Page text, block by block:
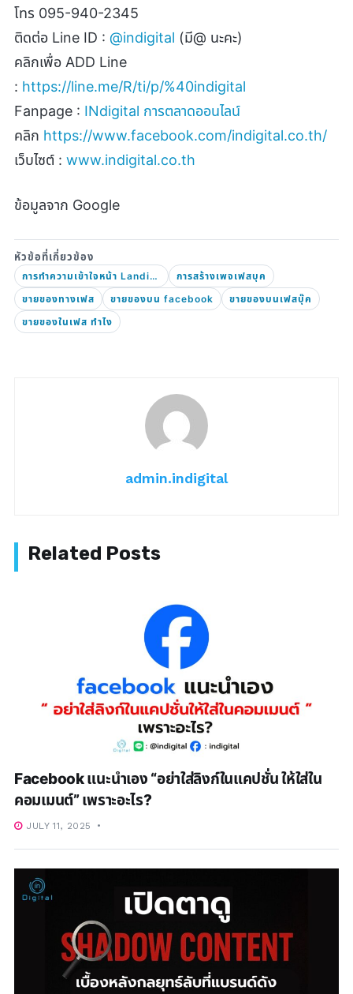
โทร 095-940-2345
ติดต่อ Line ID : @indigital (มี@ นะคะ)
คลิกเพื่อ ADD Line
: https://line.me/R/ti/p/%40indigital
Fanpage : INdigital การตลาดออนไลน์
คลิก https://www.facebook.com/indigital.co.th/
เว็บไซต์ : www.indigital.co.th
ข้อมูลจาก Google
การทำความเข้าใจหน้า Landing Page
การสร้างเพจเฟสบุค
ขายของทางเฟส
ขายของบน facebook
ขายของบนเฟสบุ๊ค
ขายของในเฟส ทําไง
admin.indigital
Facebook แนะนำเอง “อย่าใส่ลิงก์ในแคปชั่น ให้ใส่ใน
คอมเมนต์” เพราะอะไร?
JULY 11, 2025